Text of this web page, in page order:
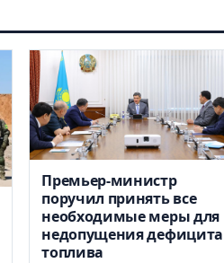
Премьер-министр
поручил принять все
необходимые меры для
недопущения дефицита
топлива